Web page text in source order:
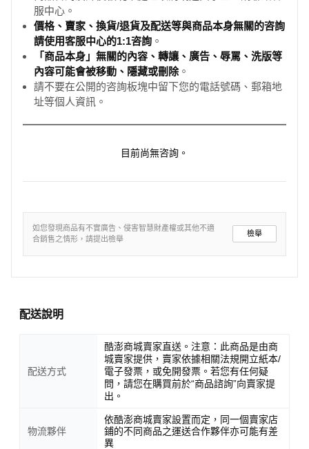
服中心。
價格、賣家、換貨/退貨及配送等與商品本身無關的咨詢
請使用客服中心的1:1咨詢 。
「商品本身」無關的內容、轉讓、廣告、辱罵、洗版等
內容可能會被移動、隱藏或刪除。
請不要在公開的咨詢板塊中留下您的電話號碼、郵箱地
址等個人資訊。
目前尚無咨詢。
如您發現商品有不實廣告、侵害智慧財產權或其他不適
合銷售之情形，請提出檢舉
檢舉
配送說明
配送方式
酷澎商城賣家直送。注意：此商品是由商
城賣家提供，賣家依據相關法規開立紙本/
電子發票，或免開發票。若您有任何疑
問，請您在購買前於“商品諮詢”向賣家提
出。
物流夥伴
依酷澎商城賣家設置而定，同一個賣家店
鋪的不同商品之運送合作夥伴亦可能有差
異